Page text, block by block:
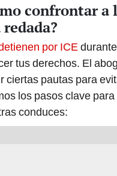
confrontar a
por ICE
tus derechos. El
ciertas pautas para
los pasos clave
conduces: